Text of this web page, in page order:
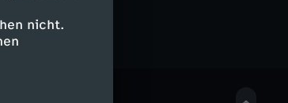
nicht.